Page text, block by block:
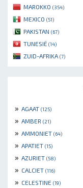
MAROKKO (354)
MEXICO (51)
PAKISTAN (67)
TUNESIË (14)
ZUID-AFRIKA (7)
» AGAAT (125)
» AMBER (21)
» AMMONIET (64)
» APATIET (15)
» AZURIET (58)
» CALCIET (116)
» CELESTINE (19)